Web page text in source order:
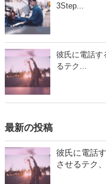
3Step...
彼氏に電話す
るテク...
最新の投稿
彼氏に電話
させるテク